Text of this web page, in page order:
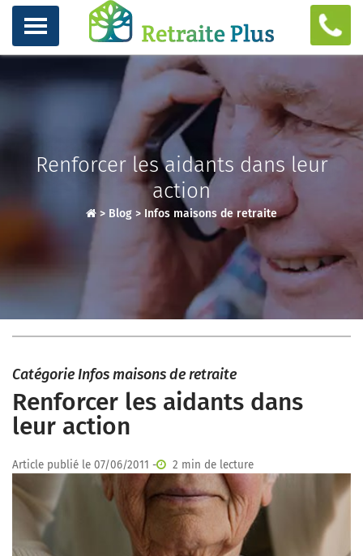
Renforcer les aidants dans leur
action
> Blog > Infos maisons de retraite
Catégorie Infos maisons de retraite
Renforcer les aidants dans
leur action
Article publié le 07/06/2011 - 2 min de lecture